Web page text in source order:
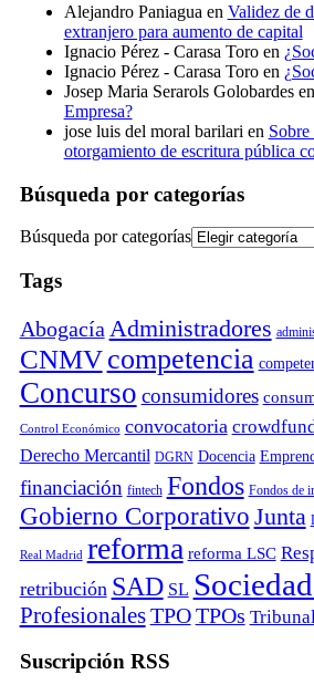
Alejandro Paniagua en Validez de
extranjero para aumento de capital
Ignacio Pérez - Carasa Toroen
Ignacio Pérez - Carasa Toroen
Josep Maria Serarols Golobardesen
Empresa?
jose luis del moral barilari en
otorgamiento de escritura pública
Búsqueda por categorías
Búsqueda por categorías
Tags
Abogacía Administradores
CNMV competencia
Concurso consumidores
Control Económico convocatoria
Derecho Mercantil DGRN Docencia
financiación fintech Fondos Fondos de
Gobierno Corporativo Junta
Real Madrid reforma reforma LSC
retribución SAD SL
Profesionales TPO TPOs
Suscripción RSS